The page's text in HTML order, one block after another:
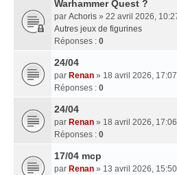
Warhammer Quest ?
par Achoris » 22 avril 2026,
Autres jeux de figurines
Réponses : 0
24/04
par Renan » 18 avril 2026,
Réponses : 0
24/04
par Renan » 18 avril 2026,
Réponses : 0
17/04 mcp
par Renan » 13 avril 2026,